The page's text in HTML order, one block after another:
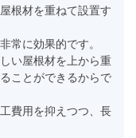
根材を重ねて設置す
常に効果的です。
い屋根材を上から重
ことができるからで
費用を抑えつつ、長